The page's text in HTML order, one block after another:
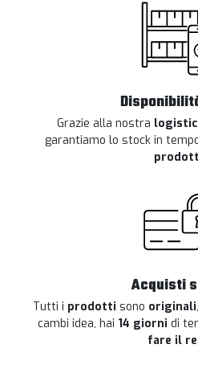
Grazie alla nostra
garantiamo lo stock in
Acquisti
Tutti i prodotti sono originali,
cambi idea, hai 14 giorni di
fare il